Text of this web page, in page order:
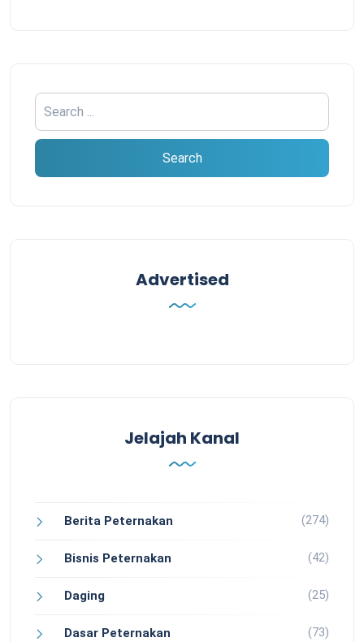
Advertised
Jelajah Kanal
Berita Peternakan (274)
Bisnis Peternakan (42)
Daging (25)
Dasar Peternakan (73)